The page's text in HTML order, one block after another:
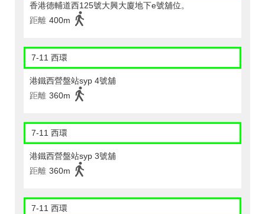
香港德輔道西125號大興大廈地下e號舖位。
距離 400m
7-11 西環
港鐵西營盤站syp 4號舖
距離 360m
7-11 西環
港鐵西營盤站syp 3號舖
距離 360m
7-11 西環